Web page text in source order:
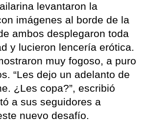
levantaron la
imágenes al borde de la
ambos desplegaron toda
y lucieron lencería erótica.
muy fogoso, a puro
“Les dejo un adelanto de
¿Les copa?”, escribió
a sus seguidores a
nuevo desafío.